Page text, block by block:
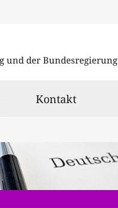
und der Bundesregierung
Kontakt